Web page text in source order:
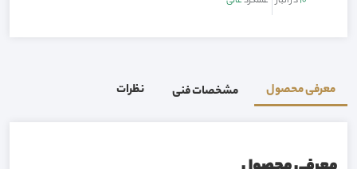
معرفی محصول مشخصات فنی نظرات